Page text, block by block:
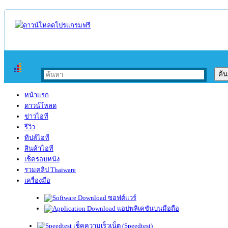
หน้าแรก
ดาวน์โหลด
ข่าวไอที
รีวิว
ทิปส์ไอที
สินค้าไอที
เช็ครอบหนัง
รวมคลิป Thaiware
เครื่องมือ
ซอฟต์แวร์
แอปพลิเคชันบนมือถือ
เช็คความเร็วเน็ต (Speedtest)